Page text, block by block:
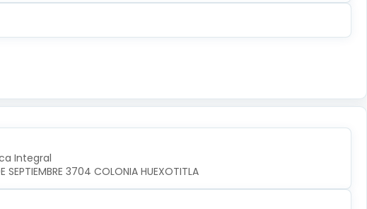
Integral
SEPTIEMBRE 3704 COLONIA HUEXOTITLA